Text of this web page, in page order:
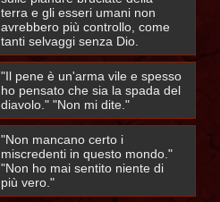
terra e gli esseri umani non
avrebbero più controllo, come
tanti selvaggi senza Dio.
"Il pene è un'arma vile e spesso
ho pensato che sia la spada del
diavolo." "Non mi dite."
"Non mancano certo i
miscredenti in questo mondo."
"Non ho mai sentito niente di
più vero."